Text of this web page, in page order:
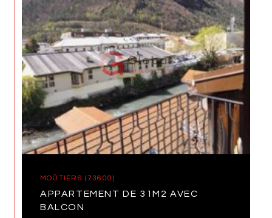
MOÛTIERS (73600)
APPARTEMENT DE 31M2 AVEC
BALCON